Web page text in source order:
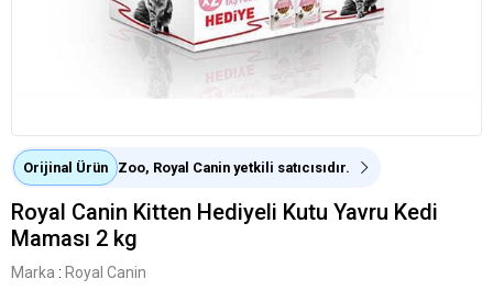
Orijinal Ürün Zoo, Royal Canin yetkili satıcısıdır.
Royal Canin Kitten Hediyeli Kutu Yavru Kedi
Maması 2 kg
Marka : Royal Canin